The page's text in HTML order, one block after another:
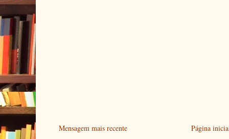
Mensagem mais recente Página